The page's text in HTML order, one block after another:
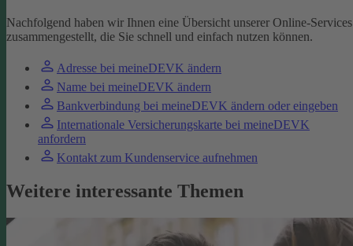
Nachfolgend haben wir Ihnen eine Übersicht unserer Online-Services
zusammengestellt, die Sie schnell und einfach nutzen können.
Adresse bei meineDEVK ändern
Name bei meineDEVK ändern
Bankverbindung bei meineDEVK ändern oder eingeben
Internationale Versicherungskarte bei meineDEVK
anfordern
Kontakt zum Kundenservice aufnehmen
Weitere interessante Themen